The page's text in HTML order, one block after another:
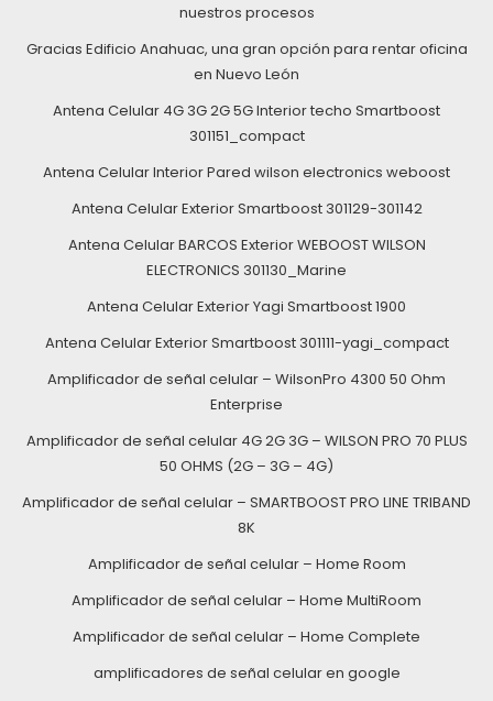
nuestros procesos
Gracias Edificio Anahuac, una gran opción para rentar oficina
en Nuevo León
Antena Celular 4G 3G 2G 5G Interior techo Smartboost
301151_compact
Antena Celular Interior Pared wilson electronics weboost
Antena Celular Exterior Smartboost 301129-301142
Antena Celular BARCOS Exterior WEBOOST WILSON
ELECTRONICS 301130_Marine
Antena Celular Exterior Yagi Smartboost 1900
Antena Celular Exterior Smartboost 301111-yagi_compact
Amplificador de señal celular – WilsonPro 4300 50 Ohm
Enterprise
Amplificador de señal celular 4G 2G 3G – WILSON PRO 70 PLUS
50 OHMS (2G – 3G – 4G)
Amplificador de señal celular – SMARTBOOST PRO LINE TRIBAND
8K
Amplificador de señal celular – Home Room
Amplificador de señal celular – Home MultiRoom
Amplificador de señal celular – Home Complete
amplificadores de señal celular en google